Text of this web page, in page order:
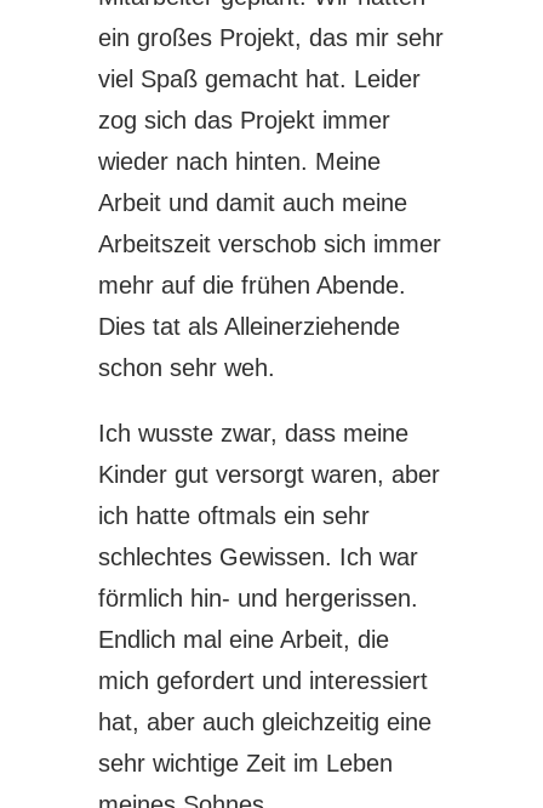
ein großes Projekt, das mir sehr
viel Spaß gemacht hat. Leider
zog sich das Projekt immer
wieder nach hinten. Meine
Arbeit und damit auch meine
Arbeitszeit verschob sich immer
mehr auf die frühen Abende.
Dies tat als Alleinerziehende
schon sehr weh.
Ich wusste zwar, dass meine
Kinder gut versorgt waren, aber
ich hatte oftmals ein sehr
schlechtes Gewissen. Ich war
förmlich hin- und hergerissen.
Endlich mal eine Arbeit, die
mich gefordert und interessiert
hat, aber auch gleichzeitig eine
sehr wichtige Zeit im Leben